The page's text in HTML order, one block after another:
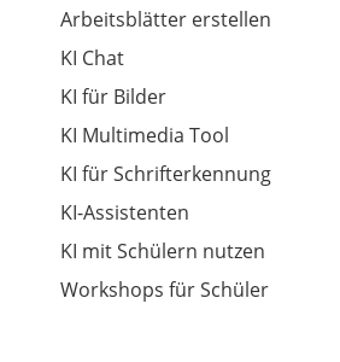
Arbeitsblätter erstellen
KI Chat
KI für Bilder
KI Multimedia Tool
KI für Schrifterkennung
KI-Assistenten
KI mit Schülern nutzen
Workshops für Schüler